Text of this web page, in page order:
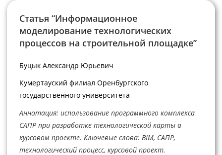
Статья “Информационное
моделирование технологических
процессов на строительной площадке”
Буцык Александр Юрьевич
Кумертауский филиал Оренбургского
государственного университета
Аннотация: использование программного комплекса
САПР при разработке технологической карты в
курсовом проекте. Ключевые слова: BIM, САПР,
технологический процесс, курсовой проект.